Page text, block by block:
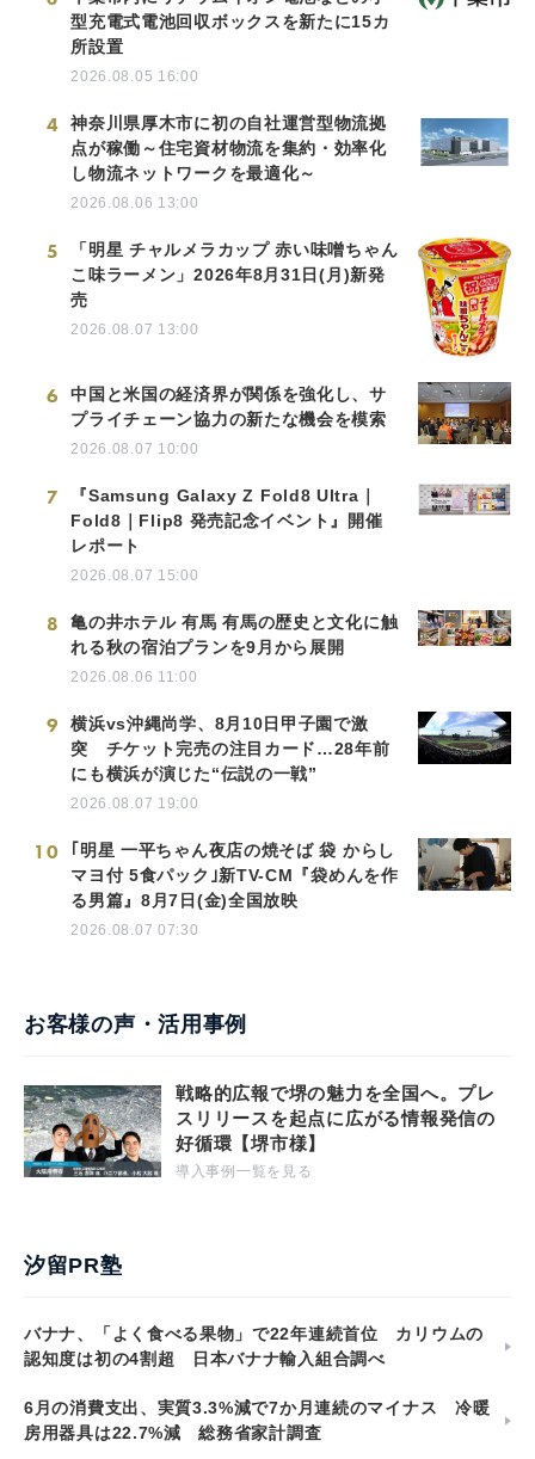
型充電式電池回収ボックスを新たに15カ
所設置
2026.08.05 16:00
4
神奈川県厚木市に初の自社運営型物流拠
点が稼働～住宅資材物流を集約・効率化
し物流ネットワークを最適化～
2026.08.06 13:00
5
「明星 チャルメラカップ 赤い味噌ちゃん
こ味ラーメン」2026年8月31日(月)新発
売
2026.08.07 13:00
6
中国と米国の経済界が関係を強化し、サ
プライチェーン協力の新たな機会を模索
2026.08.07 10:00
7
『Samsung Galaxy Z Fold8 Ultra｜
Fold8｜Flip8 発売記念イベント』開催
レポート
2026.08.07 15:00
8
亀の井ホテル 有馬 有馬の歴史と文化に触
れる秋の宿泊プランを9月から展開
2026.08.06 11:00
9
横浜vs沖縄尚学、8月10日甲子園で激
突 チケット完売の注目カード…28年前
にも横浜が演じた“伝説の一戦”
2026.08.07 19:00
10
｢明星 一平ちゃん夜店の焼そば 袋 からし
マヨ付 5食パック｣新TV-CM『袋めんを作
る男篇』8月7日(金)全国放映
2026.08.07 07:30
お客様の声・活用事例
戦略的広報で堺の魅力を全国へ。プレ
スリリースを起点に広がる情報発信の
好循環【堺市様】
導入事例一覧を見る
汐留PR塾
バナナ、「よく食べる果物」で22年連続首位 カリウムの
認知度は初の4割超 日本バナナ輸入組合調べ
6月の消費支出、実質3.3%減で7か月連続のマイナス 冷暖
房用器具は22.7%減 総務省家計調査